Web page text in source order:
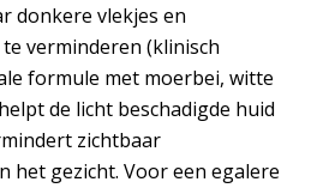
donkere vlekjes en
verminderen (klinisch
formule met moerbei, witte
de licht beschadigde huid
zichtbaar
het gezicht. Voor een egalere